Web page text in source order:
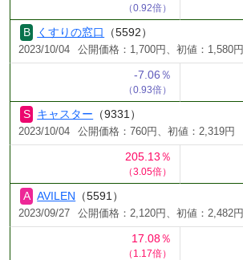
（0.92倍）
くすりの窓口 （5592）
2023/10/04 公開価格：1,700円、初値：1,580円
-7.06％
（0.93倍）
キャスター （9331）
2023/10/04 公開価格：760円、初値：2,319円
205.13％
（3.05倍）
AVILEN （5591）
2023/09/27 公開価格：2,120円、初値：2,482円
17.08％
（1.17倍）